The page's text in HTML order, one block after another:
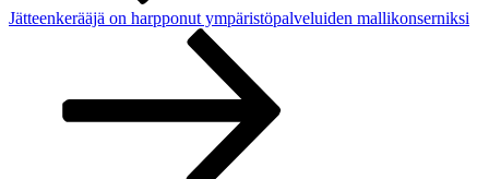
Jätteenkerääjä on harpponut ympäristöpalveluiden mallikonserniksi